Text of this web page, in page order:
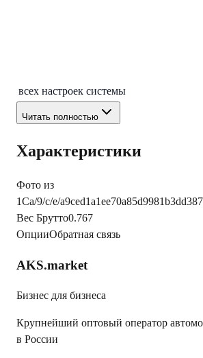
всех настроек системы
Читать полностью
Характеристики
Фото из
1Сa/9/c/e/
Вес Брутто0.767
ОпцииОбратная связь
AKS.market
Бизнес для бизнеса
Крупнейший оптовый оператор
в России